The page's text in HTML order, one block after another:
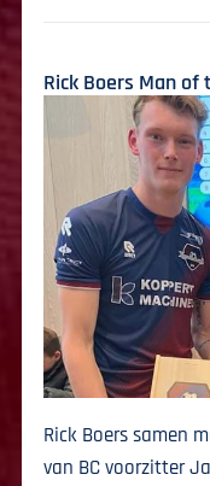
Rick Boers Man of
Rick Boers samen
van BC voorzitter